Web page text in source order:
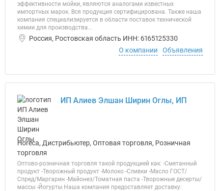
эффективности мойки, являются аналогами известных
импортных марок. Вся продукция сертифицирована. Также наша
компания специализируется в области поставок технической
химии для производства...
Россия, Ростовская область ИНН: 6165125330
О компании
Объявления
ИП Алиев Элшан Ширин Оглы, ИП
Horeca, Дистрибьютер, Оптовая торговля, Розничная
торговля
Оптово-розничная торговля такой продукцией как: -Сметанный
продукт -Творожный продукт -Молоко -Сливки -Масло ГОСТ/
Спред/Маргарин -Майонез/Томатная паста -Творожные десерты/
массы -Йогурты Наша компания предоставляет доставку: